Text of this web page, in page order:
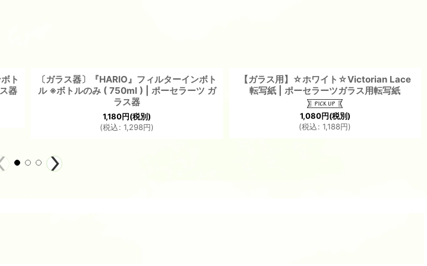
ト
器
〔ガラス器〕『HARIO』フィルターインボト
ル ※ボトルのみ ( 750ml ) | ポーセラーツ ガ
ラス器
1,180円(税別)
(税込: 1,298円)
【ガラス用】☆ホワイト☆Victorian Lace
転写紙 | ポーセラーツガラス用転写紙
1,080円(税別)
(税込: 1,188円)